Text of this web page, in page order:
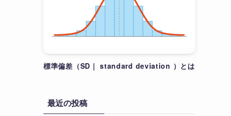
標準偏差（SD｜ standard deviation ）とは
最近の投稿